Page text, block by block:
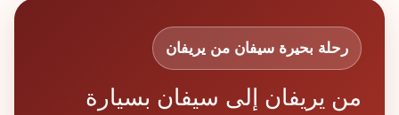
رحلة بحيرة سيفان من يريفان
من يريفان إلى سيفان بسيارة